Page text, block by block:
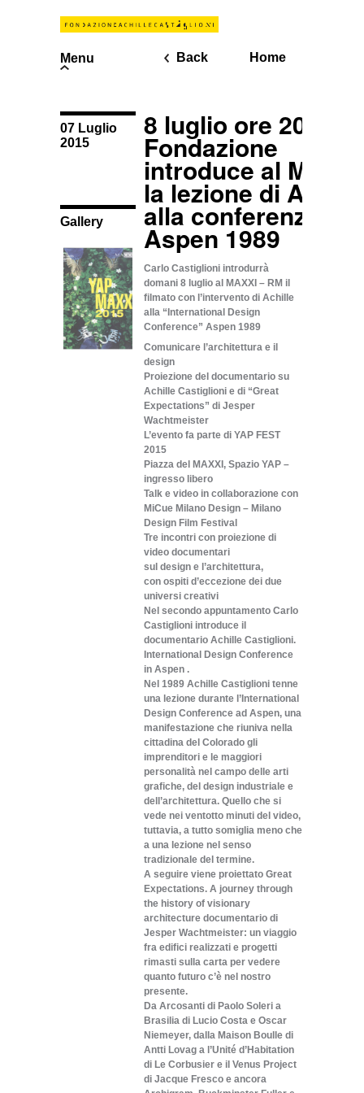
Home
Back
Menu
07 Luglio
2015
Gallery
8 luglio ore 20.00
Fondazione
introduce al MAXXI
la lezione di
alla conferenza di
Aspen 1989
Carlo Castiglioni introdurrà
domani 8 luglio al MAXXI – RM il
filmato con l’intervento di Achille
alla “International Design
Conference” Aspen 1989
Comunicare l’architettura e il
design
Proiezione del documentario su
Achille Castiglioni e di “Great
Expectations” di Jesper
Wachtmeister
L’evento fa parte di YAP FEST
2015
Piazza del MAXXI, Spazio YAP –
ingresso libero
Talk e video in collaborazione con
MiCue Milano Design – Milano
Design Film Festival
Tre incontri con proiezione di
video documentari
sul design e l’architettura,
con ospiti d’eccezione dei due
universi creativi
Nel secondo appuntamento Carlo
Castiglioni introduce il
documentario Achille Castiglioni.
International Design Conference
in Aspen .
Nel 1989 Achille Castiglioni tenne
una lezione durante l’International
Design Conference ad Aspen, una
manifestazione che riuniva nella
cittadina del Colorado gli
imprenditori e le maggiori
personalità nel campo delle arti
grafiche, del design industriale e
dell’architettura. Quello che si
vede nei ventotto minuti del video,
tuttavia, a tutto somiglia meno che
a una lezione nel senso
tradizionale del termine.
A seguire viene proiettato Great
Expectations. A journey through
the history of visionary
architecture documentario di
Jesper Wachtmeister: un viaggio
fra edifici realizzati e progetti
rimasti sulla carta per vedere
quanto futuro c’è nel nostro
presente.
Da Arcosanti di Paolo Soleri a
Brasilia di Lucio Costa e Oscar
Niemeyer, dalla Maison Boulle di
Antti Lovag a l’Unité d’Habitation
di Le Corbusier e il Venus Project
di Jacque Fresco e ancora